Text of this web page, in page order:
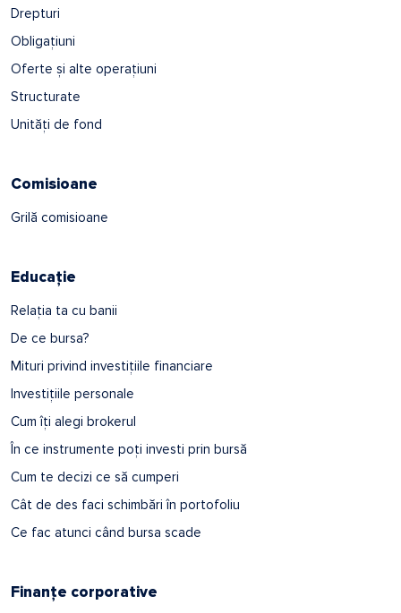
Drepturi
Obligațiuni
Oferte și alte operațiuni
Structurate
Unități de fond
Comisioane
Grilă comisioane
Educație
Relația ta cu banii
De ce bursa?
Mituri privind investițiile financiare
Investițiile personale
Cum îți alegi brokerul
În ce instrumente poți investi prin bursă
Cum te decizi ce să cumperi
Cât de des faci schimbări în portofoliu
Ce fac atunci când bursa scade
Finanțe corporative